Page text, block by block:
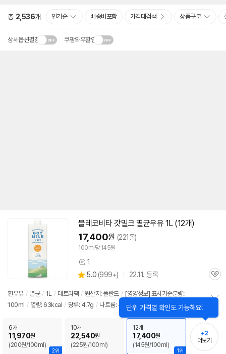
총 2,536개 인기순 배송비포함 가격대검색 상품구분
상세옵션펼침 쿠팡와우할인
믈레코비타 갓밀크 멸균우유 1L (12개)
17,400원 (221몰)
100ml당 145원
상
품
견
1
별
점
5.0 (상
리
뷰
999+) 22.11. 등록
관
흰우유 / 멸균 / 1L / 테트라팩 / 원산지: 폴란드 / [영양정보] 표시기준분량:
100ml / 열량: 63kcal / 당류: 4.7g / 나트륨: 40mg
보
치
기
2위
6개
11,970원
(200원/100ml)
10개
22,540원
(225원/100ml)
1위
12개
17,400원
(145원/100ml)
+2
더보기